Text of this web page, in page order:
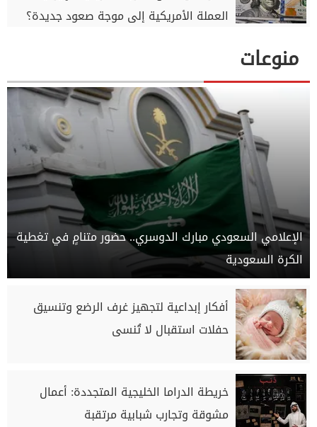
العملة الأمريكية إلى موجة صعود جديدة؟
منوعات
الإعلامي السعودي مبارك الدوسري.. حضور متنامٍ في تغطية
الكرة السعودية
أفكار إبداعية لتجهيز غرف الرضع وتنسيق
حفلات استقبال لا تُنسى
خريطة الدراما الخليجية المتجددة: أعمال
مشوقة وتجارب شبابية مرتقبة